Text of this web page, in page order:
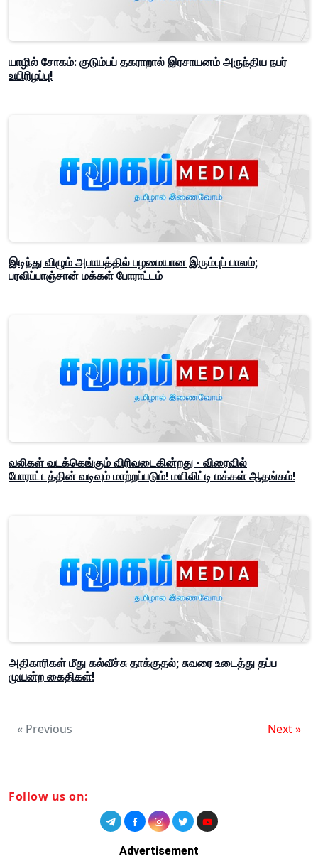
யாழில் சோகம்: குடும்பப் தகராறால் இரசாயனம் அருந்திய நபர்
உயிரிழப்பு!
இடிந்து விழும் அபாயத்தில் பழமையான இரும்புப் பாலம்;
பரவிப்பாஞ்சான் மக்கள் போராட்டம்
வலிகள் வடக்கெங்கும் விரிவடைகின்றது - விரைவில்
போராட்டத்தின் வடிவும் மாற்றப்படும்! மயிலிட்டி மக்கள் ஆதங்கம்!
அதிகாரிகள் மீது கல்வீச்சு தாக்குதல்; சுவரை உடைத்து தப்ப
முயன்ற கைதிகள்!
« Previous Next »
Follow us on:
Advertisement